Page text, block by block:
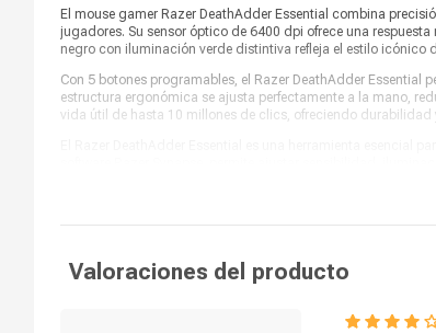
El mouse gamer Razer DeathAdder Essential combina
jugadores. Su sensor óptico de 6400 dpi ofrece una
negro con iluminación verde distintiva refleja el estilo icónico
Con 5 botones programables, el Razer DeathAdder
estructura ergonómica se ajusta perfectamente a la mano,
vida útil de hasta 10 millones de clics, ofreciendo durabilidad
software Razer Synapse, permite ajustar sensibilidad,
Valoraciones del producto